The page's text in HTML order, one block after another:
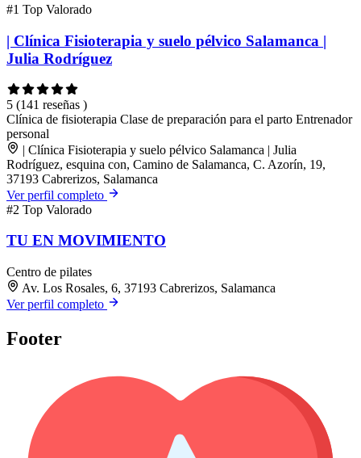
#1 Top Valorado
| Clínica Fisioterapia y suelo pélvico Salamanca |
Julia Rodríguez
5 (141 reseñas )
Clínica de fisioterapia Clase de preparación para el parto Entrenador
personal
| Clínica Fisioterapia y suelo pélvico Salamanca | Julia
Rodríguez, esquina con, Camino de Salamanca, C. Azorín, 19,
37193 Cabrerizos, Salamanca
Ver perfil completo
#2 Top Valorado
TU EN MOVIMIENTO
Centro de pilates
Av. Los Rosales, 6, 37193 Cabrerizos, Salamanca
Ver perfil completo
Footer